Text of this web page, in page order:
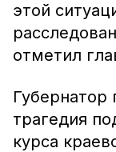
этой
отметил
Губернатор
трагедия
курса